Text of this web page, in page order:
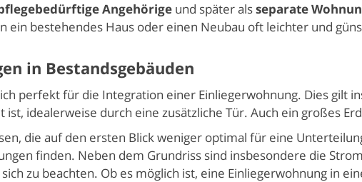
Angehörige und später alsseparate
ein bestehendes Haus oder einen Neubau oft leichter und
in Bestandsgebäuden
perfekt für die Integration einer Einliegerwohnung. Dies gilt
idealerweise durch eine zusätzliche Tür. Auch ein großes
die auf den ersten Blick weniger optimal für eine
finden. Neben dem Grundriss sind insbesondere die
zu beachten. Ob es möglich ist, eine Einliegerwohnung in